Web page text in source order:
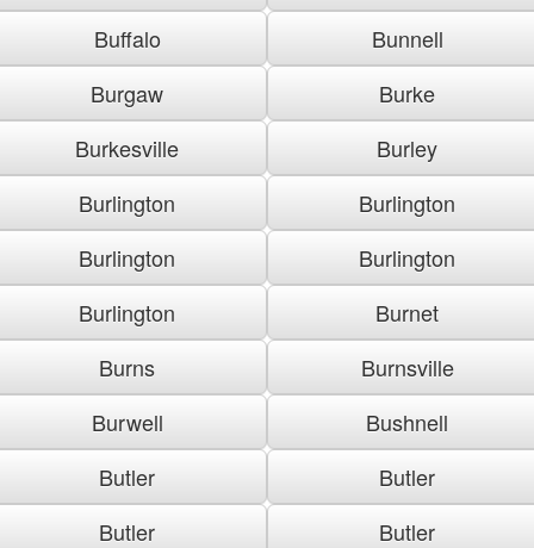
Buffalo
Bunnell
Burgaw
Burke
Burkesville
Burley
Burlington
Burlington
Burlington
Burlington
Burlington
Burnet
Burns
Burnsville
Burwell
Bushnell
Butler
Butler
Butler
Butler